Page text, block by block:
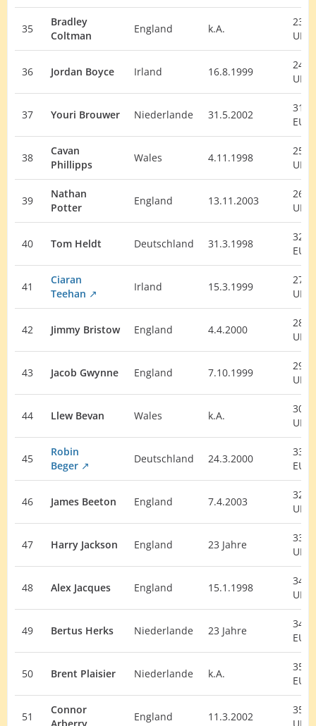
35
Bradley
Coltman
England k.A.
23.
UK
36 Jordan Boyce Irland 16.8.1999
24.
UK
37 Youri Brouwer Niederlande 31.5.2002
31.
EU
38
Cavan
Phillipps
Wales 4.11.1998
25.
UK
39
Nathan
Potter
England 13.11.2003
26.
UK
40 Tom Heldt Deutschland 31.3.1998
32.
EU
41
Ciaran
Teehan
Irland 15.3.1999
27.
UK
42 Jimmy Bristow England 4.4.2000
28.
UK
43 Jacob Gwynne England 7.10.1999
29.
UK
44 Llew Bevan Wales k.A.
30.
UK
45
Robin
Beger
Deutschland 24.3.2000
33.
EU
46 James Beeton England 7.4.2003
32.
UK
47 Harry Jackson England 23 Jahre
33.
UK
48 Alex Jacques England 15.1.1998
34.
UK
49 Bertus Herks Niederlande 23 Jahre
34.
EU
50 Brent Plaisier Niederlande k.A.
35.
EU
51
Connor
England 11.3.2002
35.